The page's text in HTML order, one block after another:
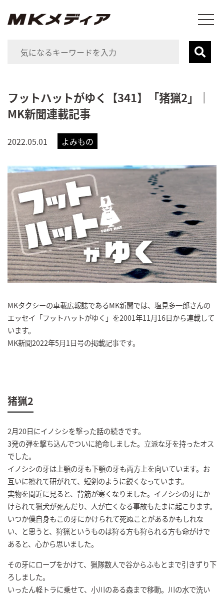
フットハットがゆく【341】「猪猟2」｜
MK新聞連載記事
2022.05.01 よみもの
MKタクシーの車載広報誌であるMK新聞では、塩見多一郎さんの
エッセイ「フットハットがゆく」を2001年11月16日から連載して
います。
MK新聞2022年5月1日号の掲載記事です。
猪猟2
2月20日にイノシシを撃った話の続きです。
3発の弾を撃ち込んでついに絶命しました。立派な牙を持ったオス
でした。
イノシシの牙は上顎の牙も下顎の牙も両方上を向いています。お
互いに擦れて研がれて、短剣のように鋭くなっています。
実物を間近に見ると、背筋が寒くなりました。イノシシの牙にか
けられて猟犬が死んだり、人が亡くなる事故もたまに起こります。
いつか僕自身もこの牙にかけられて死ぬことがあるかもしれな
い、と思うと、狩猟というものは狩る方も狩られる方も命がけで
あると、心から思いました。
その牙にロープをかけて、猟隊数人で谷からふもとまで引きずり下
ろしました。
いったん軽トラに乗せて、小川のある森まで移動。川の水で洗い